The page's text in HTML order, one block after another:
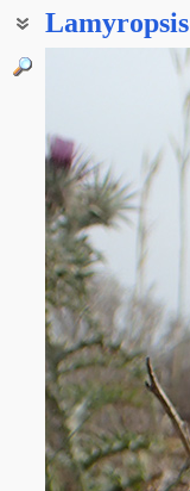
Lamyropsis